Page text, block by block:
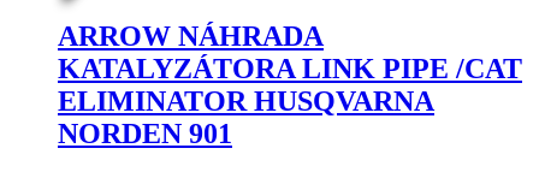
ARROW NÁHRADA
KATALYZÁTORA LINK PIPE /CAT
ELIMINATOR HUSQVARNA
NORDEN 901